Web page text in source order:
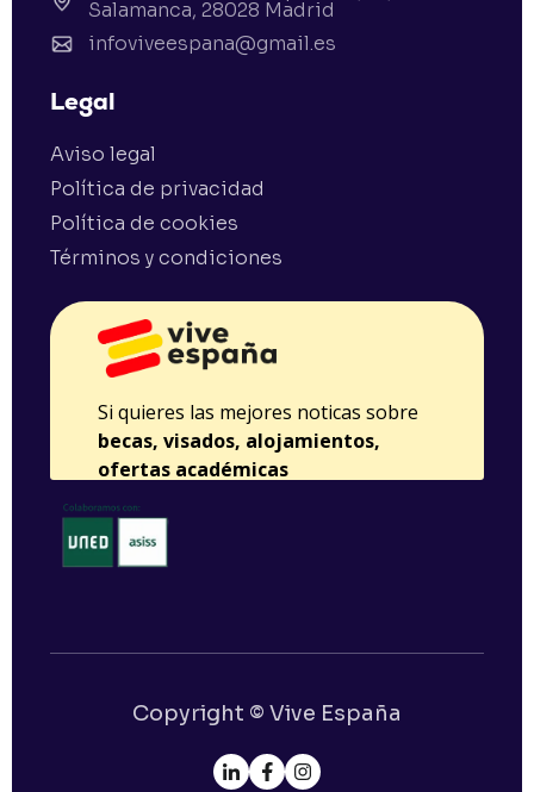
Salamanca, 28028 Madrid
infoviveespana@gmail.es
Legal
Aviso legal
Política de privacidad
Política de cookies
Términos y condiciones
Copyright © Vive España